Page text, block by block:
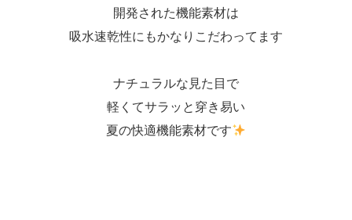
開発された機能素材は
吸水速乾性にもかなりこだわってます
ナチュラルな見た目で
軽くてサラッと穿き易い
夏の快適機能素材です